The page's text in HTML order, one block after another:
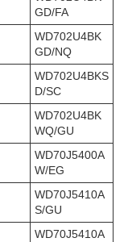
GD/FA
WD702U4BK
GD/NQ
WD702U4BKS
D/SC
WD702U4BK
WQ/GU
WD70J5400A
W/EG
WD70J5410A
S/GU
WD70J5410A